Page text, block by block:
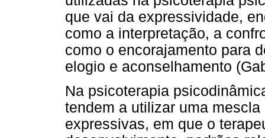
que vai da expressividade,
como a interpretação, a
como o encorajamento para
elogio e aconselhamento
Na psicoterapia
tendem a utilizar uma
expressivas, em que o